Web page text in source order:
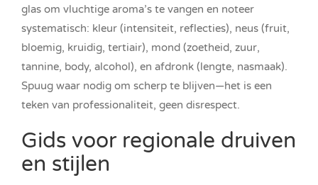
glas om vluchtige aroma’s te vangen en noteer
systematisch: kleur (intensiteit, reflecties), neus (fruit,
bloemig, kruidig, tertiair), mond (zoetheid, zuur,
tannine, body, alcohol), en afdronk (lengte, nasmaak).
Spuug waar nodig om scherp te blijven—het is een
teken van professionaliteit, geen disrespect.
Gids voor regionale druiven
en stijlen